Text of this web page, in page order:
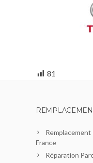
81
France
Réparation